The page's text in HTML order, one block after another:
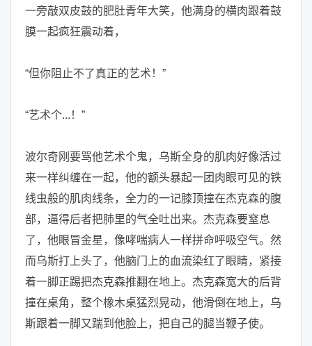
一旁敲双皮鼓的肥肚青年大笑，他满身的横肉跟着鼓
膜一起疯狂震动着，
“但你阻止不了真正的艺术！”
“艺术个...！”
波尔奇刚要骂他艺术个鬼，乌斯全身的肌肉好像活过
来一样纠缠在一起，他的额头暴起一团肉眼可见的铁
线虫般的肌肉线条，全力的一记膝顶撞在杰克森的腹
部，逼得后者把肺里的气全吐出来。杰克森要窒息
了，他眼冒金星，像哮喘病人一样拼命呼吸空气。然
而乌斯打上头了，他脑门上的血流染红了眼睛，紧接
着一脚正踢把杰克森推翻在地上。杰克森宽大的后背
撞在桌角，整个橡木桌猛烈晃动，他滑倒在地上，乌
斯跟着一脚又踹到他脸上，把自己的腿当鞭子使。